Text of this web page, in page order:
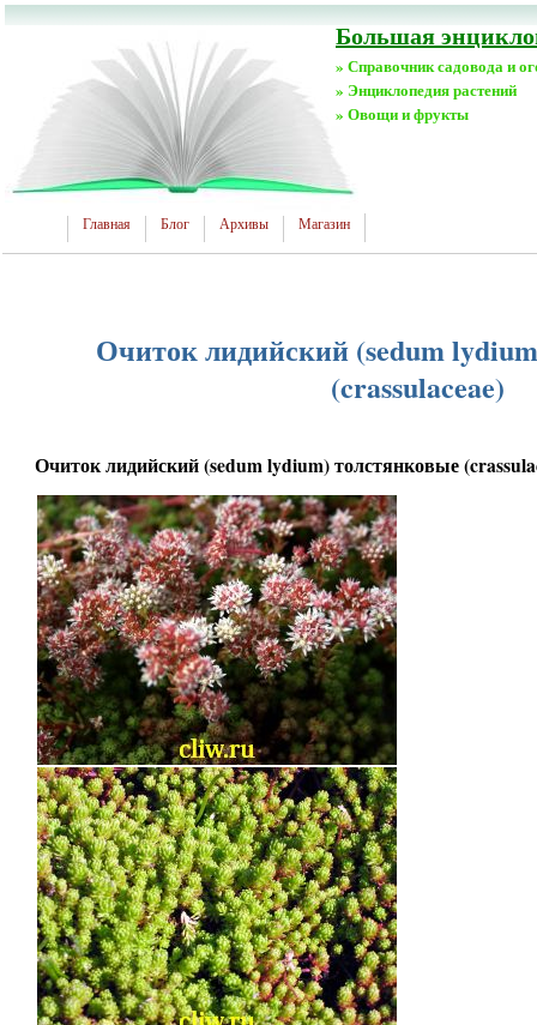
Большая
» Справочник садовода и
» Энциклопедия растений
» Овощи и фрукты
Главная Блог Архивы Магазин
Очиток лидийский (sedum
(crassulaceae)
Очиток лидийский (sedum lydium) толстянковые